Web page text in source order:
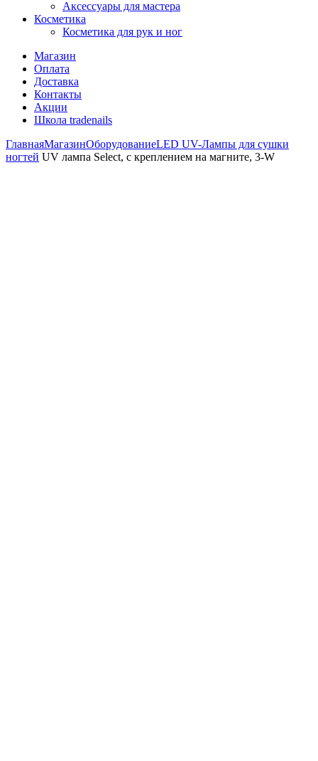
Аксессуары для мастера
Косметика
Косметика для рук и ног
Магазин
Оплата
Доставка
Контакты
Акции
Школа tradenails
ГлавнаяМагазинОборудованиеLED UV-Лампы для сушки
ногтей UV лампа Select, с креплением на магните, 3-W